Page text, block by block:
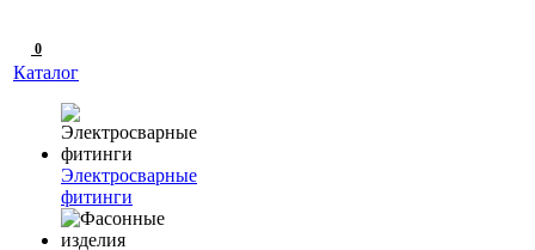
0
Каталог
Электросварные
фитинги